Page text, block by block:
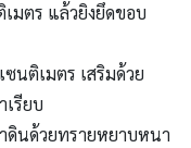
มตร แล้วยิงยึดขอบ
นติเมตร เสริมด้วย
เรียบ
นด้วยทรายหยาบหนา